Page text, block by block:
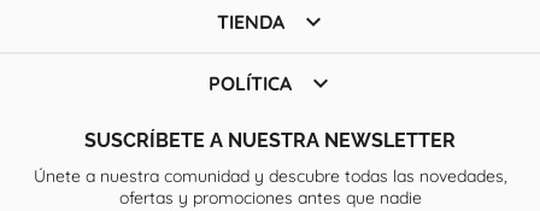
TIENDA 
POLÍTICA 
SUSCRÍBETE A NUESTRA NEWSLETTER
Únete a nuestra comunidad y descubre todas las novedades,
ofertas y promociones antes que nadie